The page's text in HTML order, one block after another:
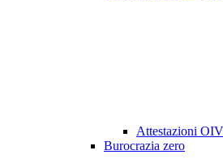
Attestazioni
Burocrazia zero